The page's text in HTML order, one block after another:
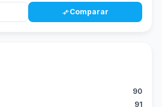
compare_arrowsComparar
90
91